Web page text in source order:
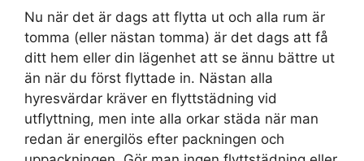
Nu när det är dags att flytta ut och alla rum är
tomma (eller nästan tomma) är det dags att få
ditt hem eller din lägenhet att se ännu bättre ut
än när du först flyttade in. Nästan alla
hyresvärdar kräver en flyttstädning vid
utflyttning, men inte alla orkar städa när man
redan är energilös efter packningen och